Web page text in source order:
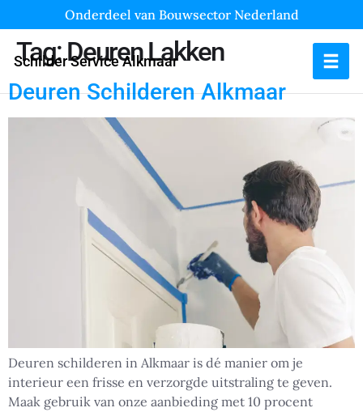
Onderdeel van Bouwsector Nederland
Schilder Service Alkmaar
Tag:Deuren Lakken
Deuren Schilderen Alkmaar
Deuren schilderen in Alkmaar is dé manier om je
interieur een frisse en verzorgde uitstraling te geven.
Maak gebruik van onze aanbieding met 10 procent